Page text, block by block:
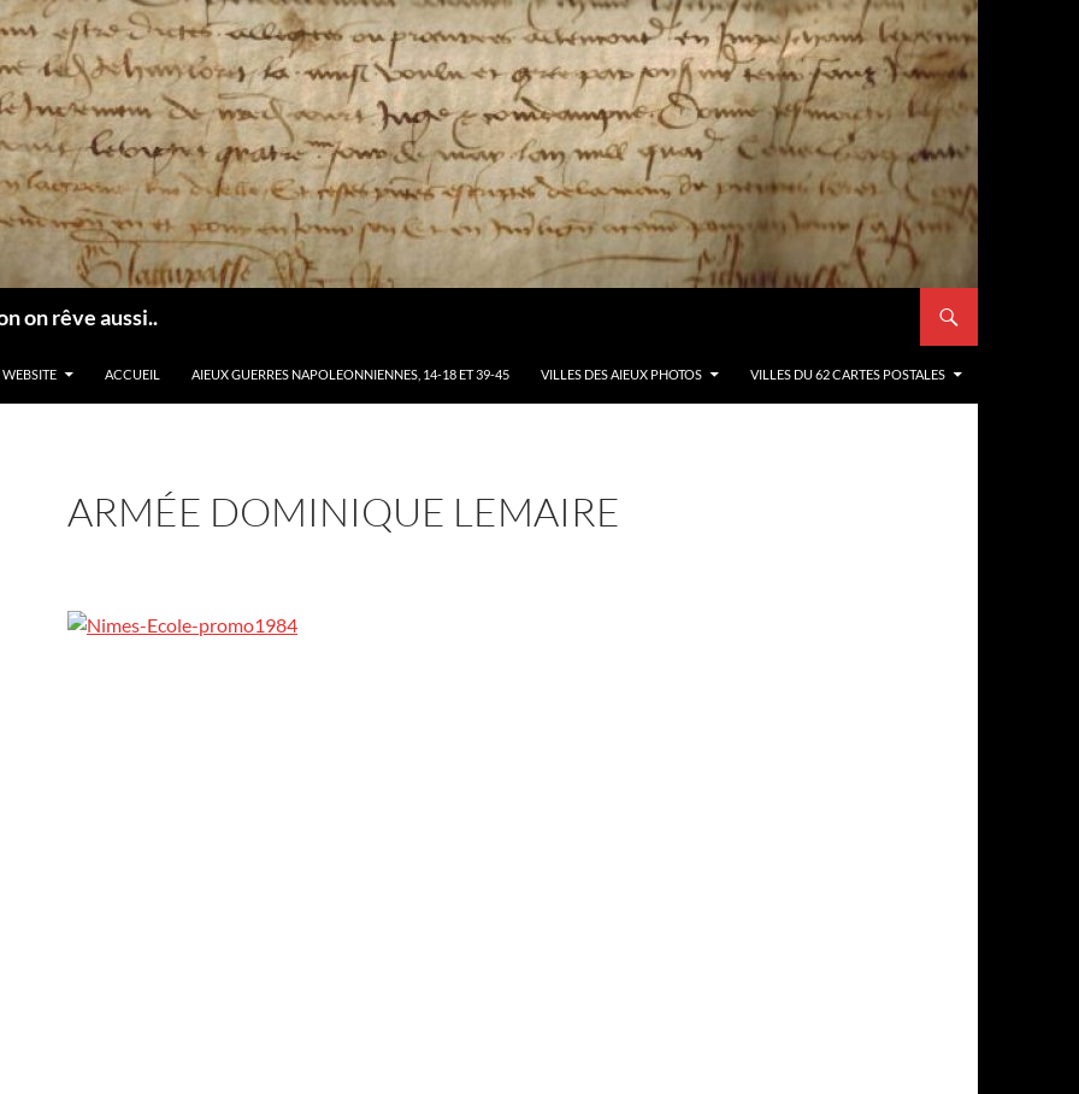
on rêve aussi..
ACCUEIL AIEUX GUERRES NAPOLEONNIENNES, 14-18 ET 39-45 VILLES DES AIEUX PHOTOS VILLES DU 62 CARTES POSTALES
ARMÉE DOMINIQUE LEMAIRE